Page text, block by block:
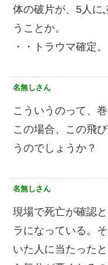
体の破片が、5人に
うことか。
・・トラウマ確定。
名無しさん
こういうのって、
この場合、この飛
うのでしょうか？
名無しさん
現場で死亡が確認
ラになっている。
いた人に当たった